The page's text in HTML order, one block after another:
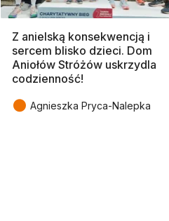
Z anielską konsekwencją i
sercem blisko dzieci. Dom
Aniołów Stróżów uskrzydla
codzienność!
● Agnieszka Pryca-Nalepka